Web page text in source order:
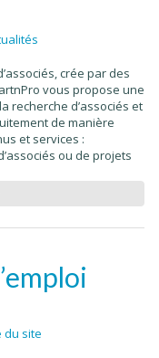
crée par des
vous propose une
recherche d’associés et
de manière
et services :
ou de projets
du site